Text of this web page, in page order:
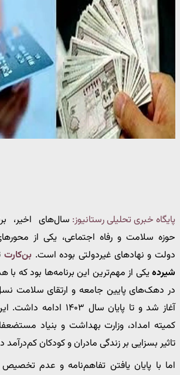
پایگاه خبری تحلیلی رستانیوز: سال‌های اخیر،
حوزه سلامت و رفاه اجتماعی، یکی از
دولت و نهادهای غیردولتی بوده است.بن‌کارت
شیردهیکی از مهم‌ترین این برنامه‌ها بود که
آغاز شد و تا پایان سال
کمیته امداد، وزارت بهداشت و بنیاد
تاثیر بسزایی بر زندگی مادران و کودکان
اما با پایان یافتن تفاهم‌نامه و عدم